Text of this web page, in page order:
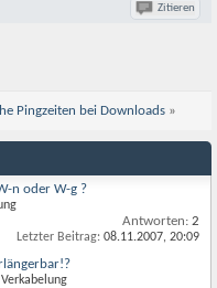
Zitieren
Pingzeiten bei Downloads »
n oder W-g ?
Antworten: 2
Letzter Beitrag: 08.11.2007, 20:09